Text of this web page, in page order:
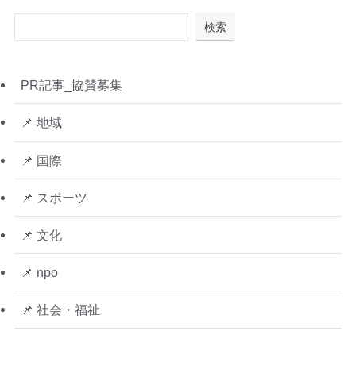
検索
PR記事_協賛募集
📌 地域
📌 国際
📌 スポーツ
📌 文化
📌 npo
📌 社会・福祉